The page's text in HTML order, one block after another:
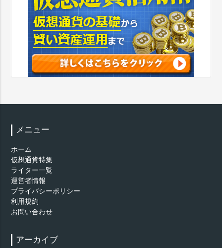
メニュー
ホーム
仮想通貨特集
ライター一覧
運営者情報
プライバシーポリシー
利用規約
お問い合わせ
アーカイブ